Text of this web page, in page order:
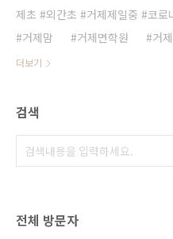
제초 #외간초 #거제제일중 #코로
거제맘
거제면학원 거
더보기
검색
전체 방문자